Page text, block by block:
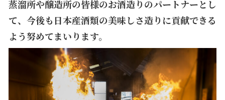
蒸溜所や醸造所の皆様のお酒造りのパートナーとし
て、今後も日本産酒類の美味しさ造りに貢献できる
よう努めてまいります。